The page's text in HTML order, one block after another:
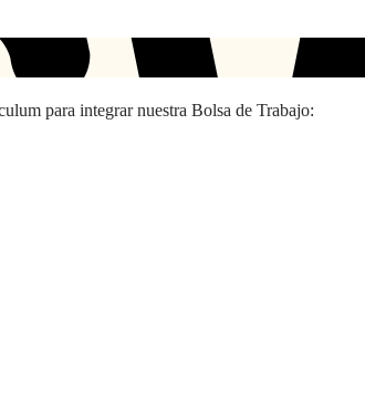
para integrar nuestra Bolsa de Trabajo: